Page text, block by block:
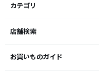
カテゴリ
店舗検索
お買いものガイド